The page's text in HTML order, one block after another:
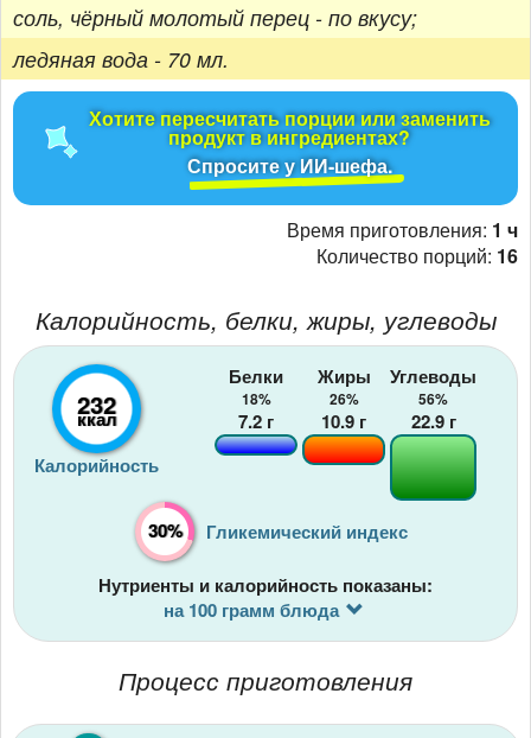
соль, чёрный молотый перец - по вкусу;
ледяная вода - 70 мл.
Хотите пересчитать порции или заменить
продукт в ингредиентах?
Спросите у ИИ-шефа.
Время приготовления: 1 ч
Количество порций: 16
Калорийность, белки, жиры, углеводы
232
ккал
Калорийность
Белки
18%
7.2 г
Жиры
26%
10.9 г
Углеводы
56%
22.9г
30% Гликемический индекс
Нутриенты и калорийность показаны:
на 100 грамм блюда
Процесс приготовления